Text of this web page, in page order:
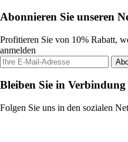
Abonnieren Sie unseren
Profitieren Sie von 10% Rabatt,
anmelden
Bleiben Sie in Verbindung
Folgen Sie uns in den sozialen